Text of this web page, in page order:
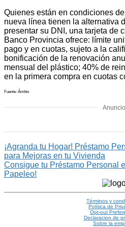
Quienes están en condiciones
nueva línea tienen la alternativa
presentar su DNI, una tarjeta de
Banco Provincia ofrece: límite
pago y en cuotas, sujeto a la
bonificación de la renovación
mensual del plástico; 40% de
en la primera compra en cuotas
Fuente: Ámbto
Anuncio
¡Agranda tu Hogar! Préstamo
para Mejoras en tu Vivienda
Consigue tu Préstamo Personal
Papeleo!
Términos y
Política de
Opt-out
Declaracion de
Sobre la